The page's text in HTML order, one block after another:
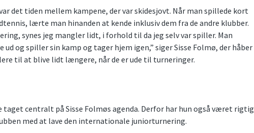
det tiden mellem kampene, der var skidesjovt. Når man spillede kort
lærte man hinanden at kende inklusiv dem fra de andre klubber.
synes jeg mangler lidt, i forhold til da jeg selv var spiller. Man
og spiller sin kamp og tager hjem igen,” siger Sisse Folmø, der håber
til at blive lidt længere, når de er ude til turneringer.
taget centralt på Sisse Folmøs agenda. Derfor har hun også været rigtig
med at lave den internationale juniorturnering.